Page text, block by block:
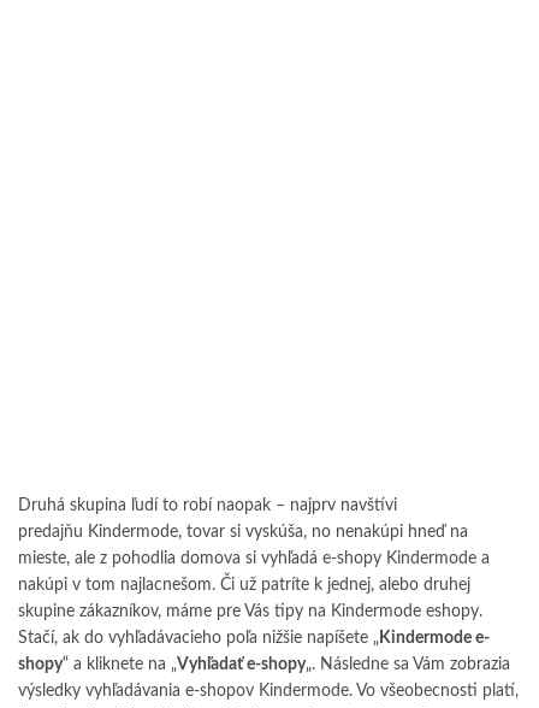
Druhá skupina ľudí to robí naopak – najprv navštívi
predajňu Kindermode, tovar si vyskúša, no nenakúpi hneď na
mieste, ale z pohodlia domova si vyhľadá e-shopy Kindermode a
nakúpi v tom najlacnešom. Či už patríte k jednej, alebo druhej
skupine zákazníkov, máme pre Vás tipy na Kindermode eshopy.
Stačí, ak do vyhľadávacieho poľa nižšie napíšete „ Kindermode e-
shopy“ a kliknete na „Vyhľadať e-shopy„. Následne sa Vám zobrazia
výsledky vyhľadávania e-shopov Kindermode. Vo všeobecnosti platí,